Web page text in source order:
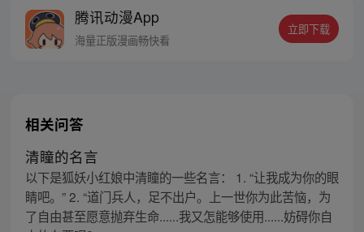
腾讯动漫App
海量正版漫画畅快看
立即下载
相关问答
清瞳的名言
以下是狐妖小红娘中清瞳的一些名言： 1. “让我成为你的眼
睛吧。” 2. “道门兵人，足不出户。上一世你为此苦恼，为
了自由甚至愿意抛弃生命......我又怎能够使用......妨碍你自